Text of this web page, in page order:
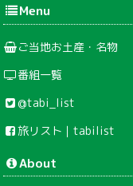
Menu
ご当地お土産・名物
番組一覧
@tabi_list
旅リスト｜tabilist
About